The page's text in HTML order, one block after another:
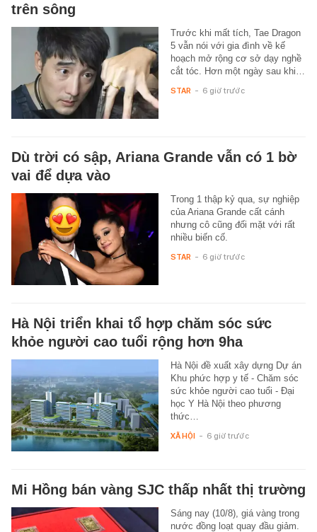
trên sông
Trước khi mất tích, Tae Dragon
5 vẫn nói với gia đình về kế
hoạch mở rộng cơ sở dạy nghề
cắt tóc. Hơn một ngày sau khi…
STAR - 6 giờ trước
Dù trời có sập, Ariana Grande vẫn có 1 bờ
vai để dựa vào
Trong 1 thập kỷ qua, sự nghiệp
của Ariana Grande cất cánh
nhưng cô cũng đối mặt với rất
nhiều biến cố.
STAR - 6 giờ trước
Hà Nội triển khai tổ hợp chăm sóc sức
khỏe người cao tuổi rộng hơn 9ha
Hà Nội đề xuất xây dựng Dự án
Khu phức hợp y tế - Chăm sóc
sức khỏe người cao tuổi - Đại
học Y Hà Nội theo phương
thức…
XÃ HỘI - 6 giờ trước
Mi Hồng bán vàng SJC thấp nhất thị trường
Sáng nay (10/8), giá vàng trong
nước đồng loạt quay đầu giảm.